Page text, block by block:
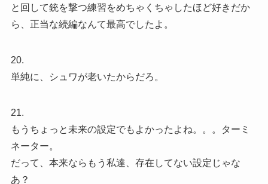
と回して銃を撃つ練習をめちゃくちゃしたほど好きだか
ら、正当な続編なんて最高でしたよ。
20.
単純に、シュワが老いたからだろ。
21.
もうちょっと未来の設定でもよかったよね。。。ターミ
ネーター。
だって、本来ならもう私達、存在してない設定じゃな
あ？